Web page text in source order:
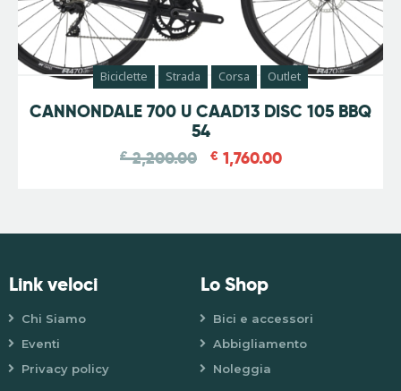
-20%
Biciclette Strada Corsa Outlet
CANNONDALE 700 U CAAD13 DISC 105 BBQ
54
€ 2,200.00 € 1,760.00
Link veloci
Chi Siamo
Eventi
Privacy policy
Lo Shop
Bici e accessori
Abbigliamento
Noleggia